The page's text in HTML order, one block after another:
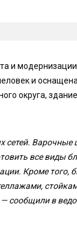
и
и
округа,
сетей. Варочные
все виды
Кроме того,
сообщили в